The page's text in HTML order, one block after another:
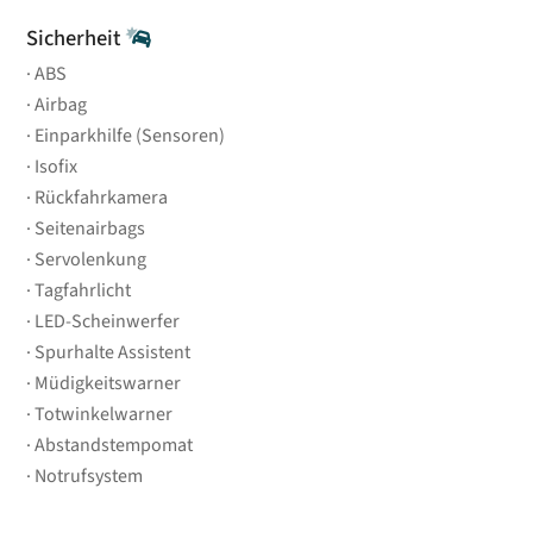
Sicherheit
ABS
Airbag
Einparkhilfe (Sensoren)
Isofix
Rückfahrkamera
Seitenairbags
Servolenkung
Tagfahrlicht
LED-Scheinwerfer
Spurhalte Assistent
Müdigkeitswarner
Totwinkelwarner
Abstandstempomat
Notrufsystem